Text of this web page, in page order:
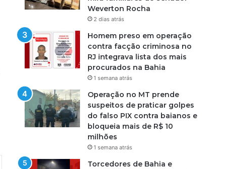
Weverton Rocha
2 dias atrás
Homem preso em operação
contra facção criminosa no
RJ integrava lista dos mais
procurados na Bahia
1 semana atrás
Operação no MT prende
suspeitos de praticar golpes
do falso PIX contra baianos e
bloqueia mais de R$ 10
milhões
1 semana atrás
Torcedores de Bahia e